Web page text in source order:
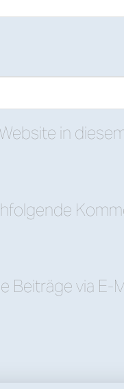
in
Beiträge via E-